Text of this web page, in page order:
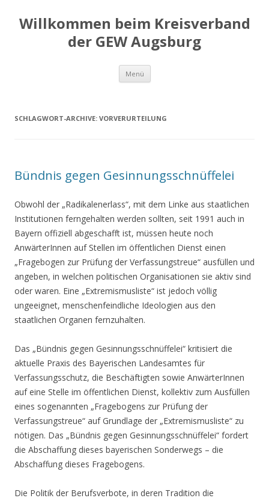
Willkommen beim Kreisverband
der GEW Augsburg
Menü Springe
Inhalt
SCHLAGWORT-ARCHIVE: VORVERURTEILUNG
Bündnis gegen Gesinnungsschnüffelei
Obwohl der „Radikalenerlass“, mit dem Linke aus staatlichen
Institutionen ferngehalten werden sollten, seit 1991 auch in
Bayern offiziell abgeschafft ist, müssen heute noch
AnwärterInnen auf Stellen im öffentlichen Dienst einen
„Fragebogen zur Prüfung der Verfassungstreue“ ausfüllen und
angeben, in welchen politischen Organisationen sie aktiv sind
oder waren. Eine „Extremismusliste“ ist jedoch völlig
ungeeignet, menschenfeindliche Ideologien aus den
staatlichen Organen fernzuhalten.
Das „Bündnis gegen Gesinnungsschnüffelei“ kritisiert die
aktuelle Praxis des Bayerischen Landesamtes für
Verfassungsschutz, die Beschäftigten sowie AnwärterInnen
auf eine Stelle im öffentlichen Dienst, kollektiv zum Ausfüllen
eines sogenannten „Fragebogens zur Prüfung der
Verfassungstreue“ auf Grundlage der „Extremismusliste“ zu
nötigen. Das „Bündnis gegen Gesinnungsschnüffelei“ fordert
die Abschaffung dieses bayerischen Sonderwegs – die
Abschaffung dieses Fragebogens.
Die Politik der Berufsverbote, in deren Tradition die